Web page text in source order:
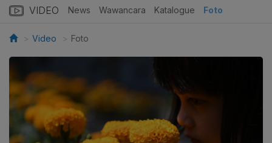
VIDEO News Wawancara Katalogue Foto
Video Foto